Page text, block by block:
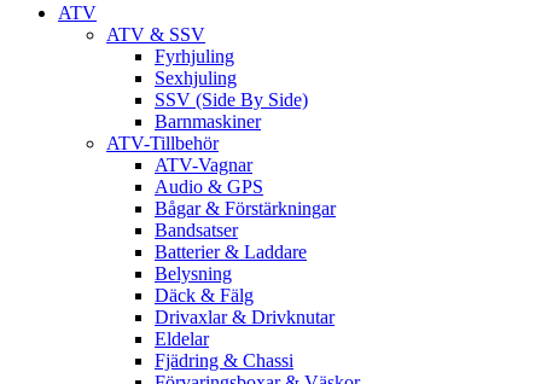
ATV
ATV & SSV
Fyrhjuling
Sexhjuling
SSV (Side By Side)
Barnmaskiner
ATV-Tillbehör
ATV-Vagnar
Audio & GPS
Bågar & Förstärkningar
Bandsatser
Batterier & Laddare
Belysning
Däck & Fälg
Drivaxlar & Drivknutar
Eldelar
Fjädring & Chassi